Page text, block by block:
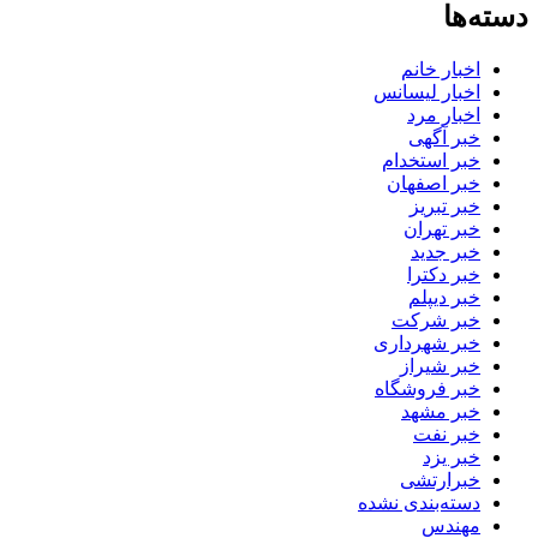
دسته‌ها
اخبار خانم
اخبار لیسانس
اخبار مرد
خبر آگهی
خبر استخدام
خبر اصفهان
خبر تبریز
خبر تهران
خبر جدید
خبر دکترا
خبر دیپلم
خبر شرکت
خبر شهرداری
خبر شیراز
خبر فروشگاه
خبر مشهد
خبر نفت
خبر یزد
خبرارتشی
دسته‌بندی نشده
مهندس